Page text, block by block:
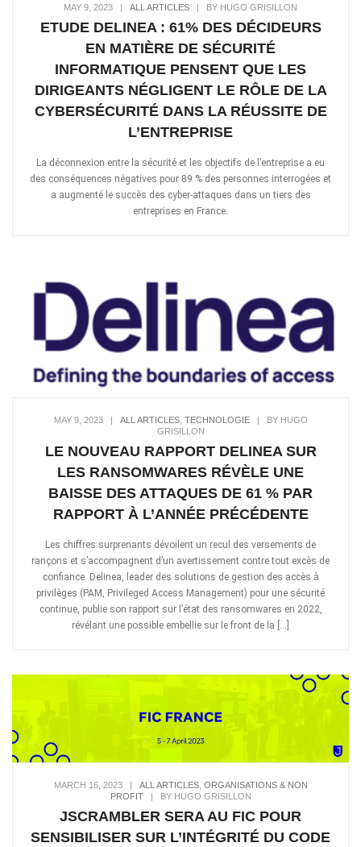
MAY 9, 2023 ALL ARTICLES BY HUGO GRISILLON
ETUDE DELINEA : 61% DES DÉCIDEURS
EN MATIÈRE DE SÉCURITÉ
INFORMATIQUE PENSENT QUE LES
DIRIGEANTS NÉGLIGENT LE RÔLE DE LA
CYBERSÉCURITÉ DANS LA RÉUSSITE DE
L’ENTREPRISE
La déconnexion entre la sécurité et les objectifs de l’entreprise a eu
des conséquences négatives pour 89 % des personnes interrogées et
a augmenté le succès des cyber-attaques dans un tiers des
entreprises en France.
MAY 9, 2023| ALL ARTICLES, TECHNOLOGIE|
BY HUGO
GRISILLON
LE NOUVEAU RAPPORT DELINEA SUR
LES RANSOMWARES RÉVÈLE UNE
BAISSE DES ATTAQUES DE 61 % PAR
RAPPORT À L’ANNÉE PRÉCÉDENTE
Les chiffres surprenants dévoilent un recul des versements de
rançons et s’accompagnent d’un avertissement contre tout excès de
confiance. Delinea, leader des solutions de gestion des accès à
privilèges (PAM, Privileged Access Management) pour une sécurité
continue, publie son rapport sur l’état des ransomwares en 2022,
révélant une possible embellie sur le front de la […]
MARCH 16, 2023| ALL ARTICLES, ORGANISATIONS & NON
PROFIT| BY HUGO GRISILLON
JSCRAMBLER SERA AU FIC POUR
SENSIBILISER SUR L’INTÉGRITÉ DU CODE